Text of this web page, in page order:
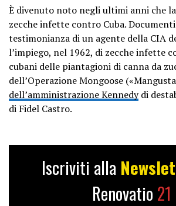
È divenuto noto negli ultimi anni che
zecche infette contro Cuba.
testimonianza di un agente della CIA
l’impiego, nel 1962, di zecche infette
cubani delle piantagioni di canna da
dell’Operazione Mongoose
dell’amministrazione Kennedydi
di Fidel Castro.
Iscriviti alla
Renovatio 21